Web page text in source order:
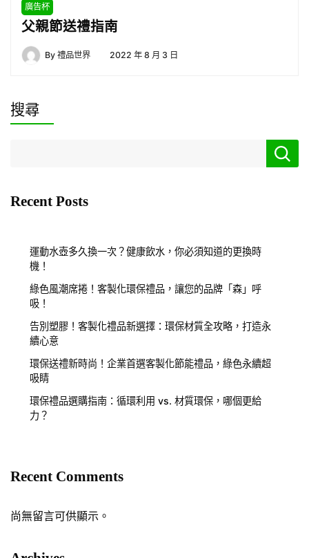
廣告杯
父親節送禮指南
By 禮品世界 2022 年 8 月 3 日
搜尋
Recent Posts
運動水壺多久換一次？健康飲水，你必須知道的更換時
機！
綠色風潮席捲！客製化環保禮品，讓您的品牌「森」呼
吸！
告別塑膠！客製化禮品新選擇：環保材質全攻略，打造永
續心意
環保送禮新時尚！企業首選客製化節能禮品，綠色永續超
吸睛
環保禮品選購指南：循環利用 vs. 材質環保，哪個更給
力？
Recent Comments
尚無留言可供顯示。